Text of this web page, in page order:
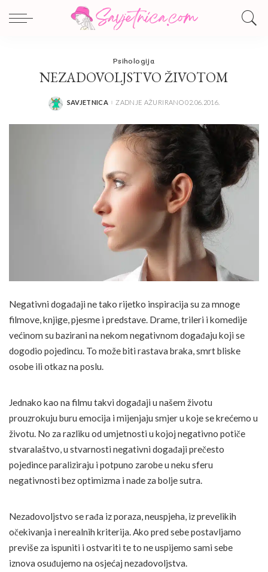
Psihologija
NEZADOVOLJSTVO ŽIVOTOM
POSTED
SAVJETNICA ZADNJE AŽURIRANO 02.06.2016.
Negativni događaji ne tako rijetko inspiracija su za mnoge
filmove, knjige, pjesme i predstave. Drame, trileri i komedije
većinom su bazirani na nekom negativnom događaju koji se
dogodio pojedincu. To može biti rastava braka, smrt bliske
osobe ili otkaz na poslu.
Jednako kao na filmu takvi događaji u našem životu
prouzrokuju buru emocija i mijenjaju smjer u koje se krećemo u
životu. No za razliku od umjetnosti u kojoj negativno potiče
stvaralaštvo, u stvarnosti negativni događaji prečesto
pojedince paraliziraju i potpuno zarobe u neku sferu
negativnosti bez optimizma i nade za bolje sutra.
Nezadovoljstvo se rađa iz poraza, neuspjeha, iz prevelikih
očekivanja i nerealnih kriterija. Ako pred sebe postavljamo
previše za ispuniti i ostvariti te to ne uspijemo sami sebe
iznova osuđujemo na osjećaj nezadovoljstva.